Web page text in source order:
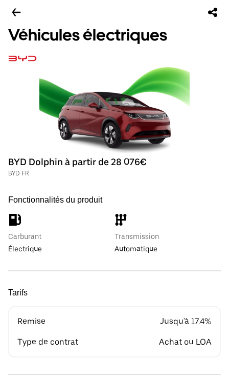
Véhicules électriques
BYD Dolphin à partir de 28 076€
BYD FR
Fonctionnalités du produit
Carburant
Électrique
Transmission
Automatique
Tarifs
Remise Jusqu'à 17.4%
Type de contrat Achat ou LOA